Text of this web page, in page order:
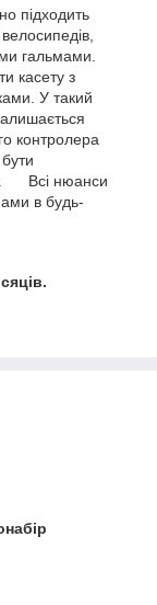
підходить
гальмами.
касету з
У такий
контролера
Всі нюанси
в будь-